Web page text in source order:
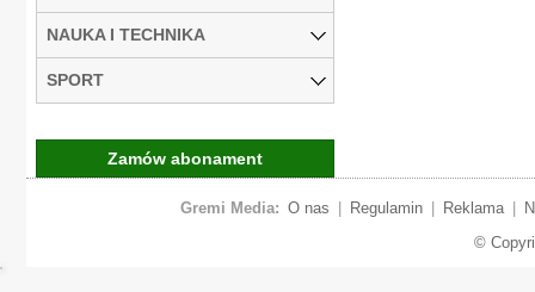
NAUKA I TECHNIKA
SPORT
Zamów abonament
Gremi Media: O nas Regulamin Reklama
©